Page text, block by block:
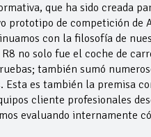
que ha sido creada
prototipo de competición de
con la filosofía de
no solo fue el coche de
también sumó
Esta es también la premisa
cliente profesionales
evaluando internamente